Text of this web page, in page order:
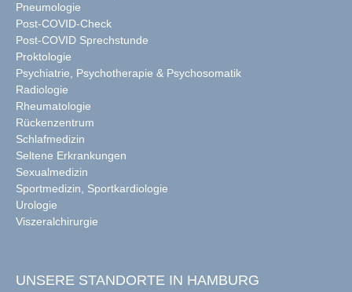
Pneumologie
Post-COVID-Check
Post-COVID Sprechstunde
Proktologie
Psychiatrie, Psychotherapie & Psychosomatik
Radiologie
Rheumatologie
Rückenzentrum
Schlafmedizin
Seltene Erkrankungen
Sexualmedizin
Sportmedizin, Sportkardiologie
Urologie
Viszeralchirurgie
UNSERE STANDORTE IN HAMBURG